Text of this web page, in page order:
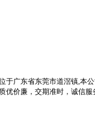
于广东省东莞市道滘镇,本
优价廉，交期准时，诚信